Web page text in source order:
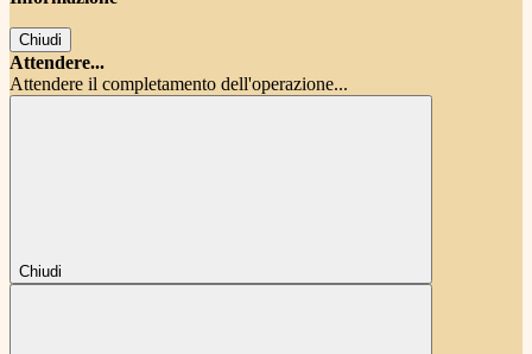
Chiudi
Attendere...
Attendere il completamento dell'operazione...
Chiudi